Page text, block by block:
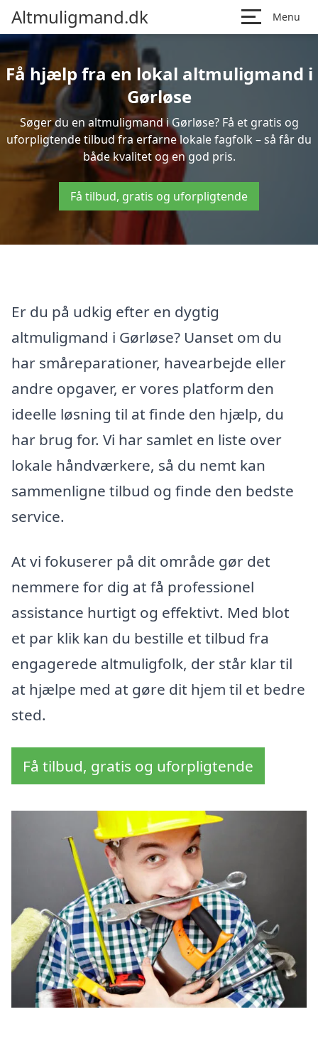
Altmuligmand.dk Menu
Få hjælp fra en lokal altmuligmand i
Gørløse
Søger du en altmuligmand i Gørløse? Få et gratis og
uforpligtende tilbud fra erfarne lokale fagfolk – så får du
både kvalitet og en god pris.
Få tilbud, gratis og uforpligtende
Er du på udkig efter en dygtig
altmuligmand i Gørløse? Uanset om du
har småreparationer, havearbejde eller
andre opgaver, er vores platform den
ideelle løsning til at finde den hjælp, du
har brug for. Vi har samlet en liste over
lokale håndværkere, så du nemt kan
sammenligne tilbud og finde den bedste
service.
At vi fokuserer på dit område gør det
nemmere for dig at få professionel
assistance hurtigt og effektivt. Med blot
et par klik kan du bestille et tilbud fra
engagerede altmuligfolk, der står klar til
at hjælpe med at gøre dit hjem til et bedre
sted.
Få tilbud, gratis og uforpligtende